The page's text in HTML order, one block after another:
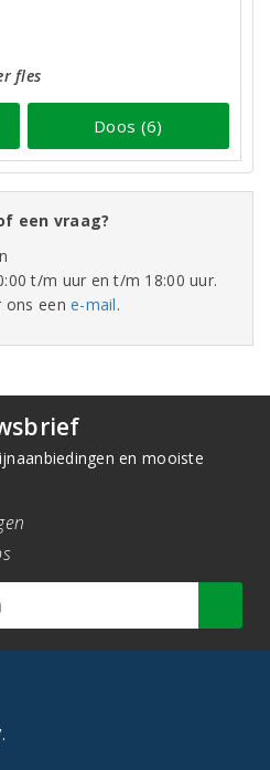
fles
Doos (6)
een vraag?
t/m uur en t/m 18:00 uur.
ons eene-mail.
en mooiste